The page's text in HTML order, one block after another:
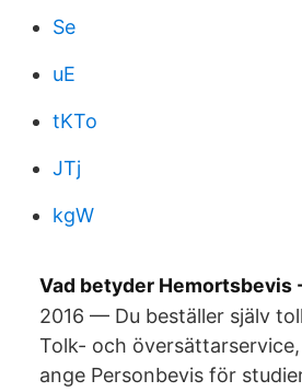
Se
uE
tKTo
JTj
kgW
Vad betyder Hemortsbevis
2016 — Du beställer själv
Tolk- och
ange Personbevis för